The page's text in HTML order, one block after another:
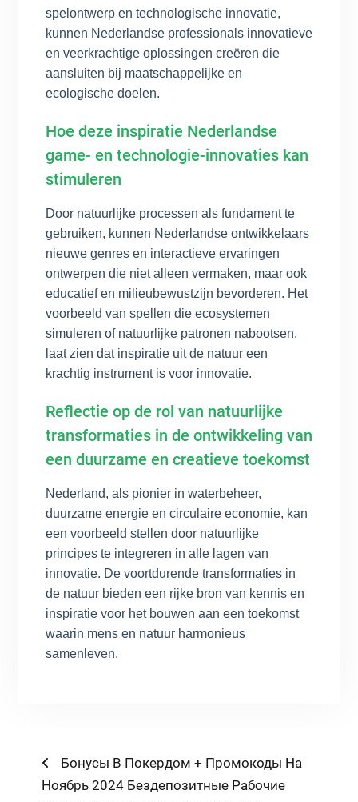
spelontwerp en technologische innovatie,
kunnen Nederlandse professionals innovatieve
en veerkrachtige oplossingen creëren die
aansluiten bij maatschappelijke en
ecologische doelen.
Hoe deze inspiratie Nederlandse
game- en technologie-innovaties kan
stimuleren
Door natuurlijke processen als fundament te
gebruiken, kunnen Nederlandse ontwikkelaars
nieuwe genres en interactieve ervaringen
ontwerpen die niet alleen vermaken, maar ook
educatief en milieubewustzijn bevorderen. Het
voorbeeld van spellen die ecosystemen
simuleren of natuurlijke patronen nabootsen,
laat zien dat inspiratie uit de natuur een
krachtig instrument is voor innovatie.
Reflectie op de rol van natuurlijke
transformaties in de ontwikkeling van
een duurzame en creatieve toekomst
Nederland, als pionier in waterbeheer,
duurzame energie en circulaire economie, kan
een voorbeeld stellen door natuurlijke
principes te integreren in alle lagen van
innovatie. De voortdurende transformaties in
de natuur bieden een rijke bron van kennis en
inspiratie voor het bouwen aan een toekomst
waarin mens en natuur harmonieus
samenleven.
Post
navigation
Previous
post:
Бонусы В Покердом + Промокоды На
Ноябрь 2024 Бездепозитные Рабочие